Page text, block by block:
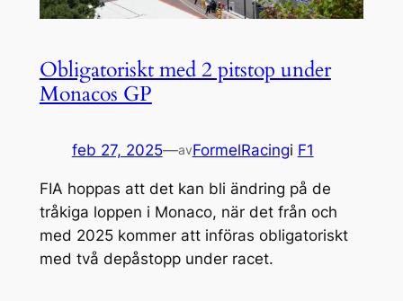
Obligatoriskt med 2 pitstop under
Monacos GP
feb 27, 2025—avFormelRacingi F1
FIA hoppas att det kan bli ändring på de
tråkiga loppen i Monaco, när det från och
med 2025 kommer att införas obligatoriskt
med två depåstopp under racet.